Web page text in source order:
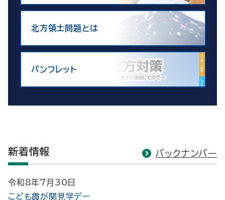
北方領土問題とは
パンフレット
新着情報 バックナンバー
令和8年7月30日
こども霞が関見学デー